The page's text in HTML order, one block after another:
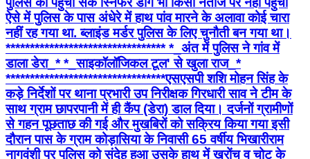
ऐसे में पुलिस के पास अंधेरे में हाथ पांव मारने के अलावा कोई चारा
नहीं रह गया था. ब्लाइंड मर्डर पुलिस के लिए चुनौती बन गया था।
********************************* *_​अंत में पुलिस ने गांव में
डाला डेरा_* *_साइकॉलॉजिकल टूल' से खुला राज_*
********************************* ​एसएसपी शशि मोहन सिंह के
कड़े निर्देशों पर थाना प्रभारी उप निरीक्षक गिरधारी साव ने टीम के
साथ ग्राम छापरपानी में ही कैंप (डेरा) डाल दिया। दर्जनों ग्रामीणों
से गहन पूछताछ की गई और मुखबिरों को सक्रिय किया गया ​इसी
दौरान पास के ग्राम कोड़ासिया के निवासी 65 वर्षीय भिखारीराम
नागवंशी पर पुलिस को संदेह हुआ उसके हाथ में खरोंच व चोट के